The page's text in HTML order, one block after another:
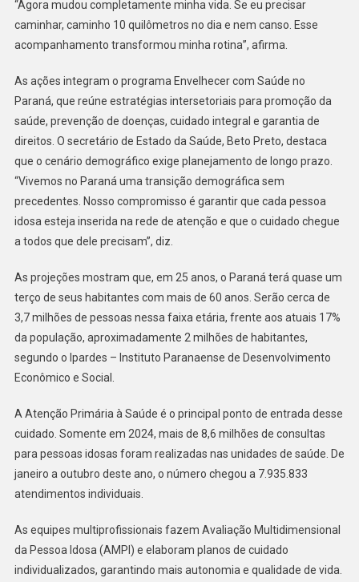
“Agora mudou completamente minha vida. Se eu precisar
caminhar, caminho 10 quilômetros no dia e nem canso. Esse
acompanhamento transformou minha rotina”, afirma.
As ações integram o programa Envelhecer com Saúde no
Paraná, que reúne estratégias intersetoriais para promoção da
saúde, prevenção de doenças, cuidado integral e garantia de
direitos. O secretário de Estado da Saúde, Beto Preto, destaca
que o cenário demográfico exige planejamento de longo prazo.
“Vivemos no Paraná uma transição demográfica sem
precedentes. Nosso compromisso é garantir que cada pessoa
idosa esteja inserida na rede de atenção e que o cuidado chegue
a todos que dele precisam”, diz.
As projeções mostram que, em 25 anos, o Paraná terá quase um
terço de seus habitantes com mais de 60 anos. Serão cerca de
3,7 milhões de pessoas nessa faixa etária, frente aos atuais 17%
da população, aproximadamente 2 milhões de habitantes,
segundo o Ipardes – Instituto Paranaense de Desenvolvimento
Econômico e Social.
A Atenção Primária à Saúde é o principal ponto de entrada desse
cuidado. Somente em 2024, mais de 8,6 milhões de consultas
para pessoas idosas foram realizadas nas unidades de saúde. De
janeiro a outubro deste ano, o número chegou a 7.935.833
atendimentos individuais.
As equipes multiprofissionais fazem Avaliação Multidimensional
da Pessoa Idosa (AMPI) e elaboram planos de cuidado
individualizados, garantindo mais autonomia e qualidade de vida.